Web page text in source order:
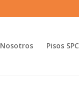
Nosotros Pisos SPC